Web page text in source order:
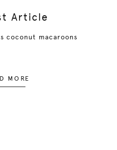
Article
coconut macaroons
MORE